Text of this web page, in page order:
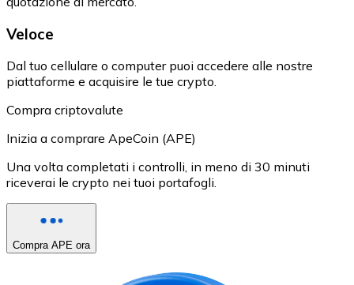
Veloce
Dal tuo cellulare o computer puoi accedere alle nostre
piattaforme e acquisire le tue crypto.
Compra criptovalute
Inizia a comprare ApeCoin (APE)
Una volta completati i controlli, in meno di 30 minuti
riceverai le crypto nei tuoi portafogli.
Compra APE ora